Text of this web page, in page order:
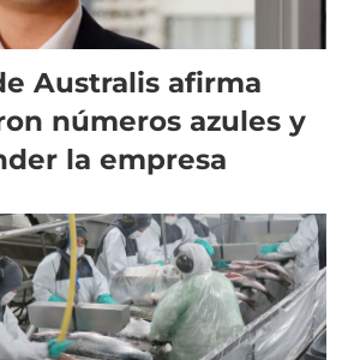
Australis afirma
números azules y
la empresa